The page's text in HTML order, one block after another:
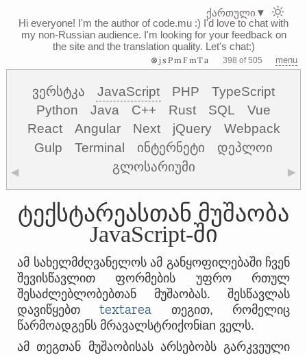
Hi everyone! I'm the author of code.mu :) I'd love to chat with
my non-Russian audience. I'm looking for your feedback on
the site and the translation quality. Let's chat:)
⊗jsPmFmTa 398 of 505 menu
ვერსტკა JavaScript PHP
TypeScript
Python
Java C++ Rust SQL
Vue
React
Angular Next jQuery
Webpack
Gulp
Terminal ინტერნეტი
დეპლოი
გლოსარიუმი
◀ ▶
ტექსტარეასთან მუშაობა
JavaScript-ში
ამ სახელმძღვანელოს ამ განყოფილებაში ჩვენ
შევისწავლით ფორმების უფრო რთულ
შესაძლებლობებთან მუშაობას. შესწავლას
დავიწყებთtextarea თეგით, რომელიც
წარმოადგენს მრავალსტრიქონian ველს.
ამ თეგთან მუშაობისას არსებობს გარკვეული
ქართული ▼